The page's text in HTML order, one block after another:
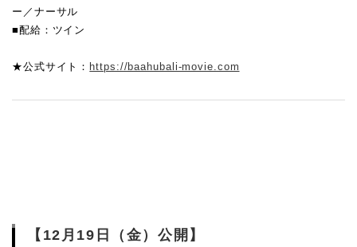
ー／ナーサル
■配給：ツイン
★公式サイト： https://baahubali-movie.com
【12月19日（金）公開】